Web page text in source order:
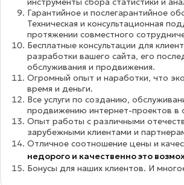
Гарантийное и послегарантийное
Техническая и консультационная
протяжении совместного
Бесплатные консультации для
разработки вашего сайта, его
обслуживания и продвижения.
Огромный опыт и наработки, что
время и деньги.
Все услуги по созданию,
продвижению интернет-проектов в
Опыт работы с различными
зарубежными клиентами и
Отличное соотношение цены и
недорого и качественно это
Бонусы для наших клиентов. И